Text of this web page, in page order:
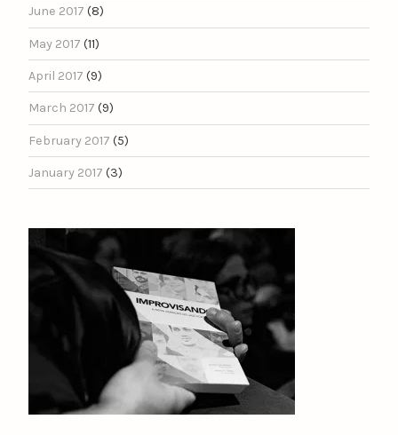
June 2017 (8)
May 2017 (11)
April 2017 (9)
March 2017 (9)
February 2017 (5)
January 2017 (3)